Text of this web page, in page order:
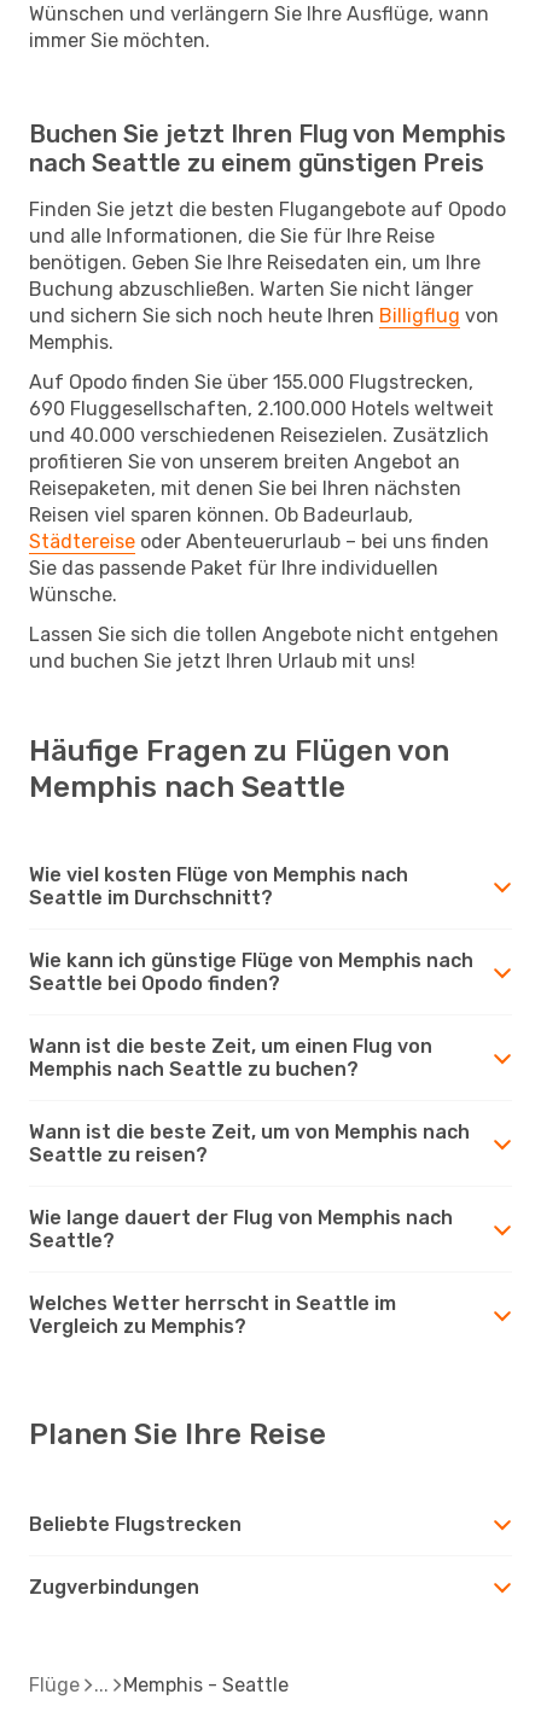
Wünschen und verlängern Sie Ihre Ausflüge, wann
immer Sie möchten.
Buchen Sie jetzt Ihren Flug von Memphis
nach Seattle zu einem günstigen Preis
Finden Sie jetzt die besten Flugangebote auf Opodo
und alle Informationen, die Sie für Ihre Reise
benötigen. Geben Sie Ihre Reisedaten ein, um Ihre
Buchung abzuschließen. Warten Sie nicht länger
und sichern Sie sich noch heute Ihren Billigflug von
Memphis.
Auf Opodo finden Sie über 155.000 Flugstrecken,
690 Fluggesellschaften, 2.100.000 Hotels weltweit
und 40.000 verschiedenen Reisezielen. Zusätzlich
profitieren Sie von unserem breiten Angebot an
Reisepaketen, mit denen Sie bei Ihren nächsten
Reisen viel sparen können. Ob Badeurlaub,
Städtereise oder Abenteuerurlaub – bei uns finden
Sie das passende Paket für Ihre individuellen
Wünsche.
Lassen Sie sich die tollen Angebote nicht entgehen
und buchen Sie jetzt Ihren Urlaub mit uns!
Häufige Fragen zu Flügen von
Memphis nach Seattle
Wie viel kosten Flüge von Memphis nach
Seattle im Durchschnitt?
Wie kann ich günstige Flüge von Memphis nach
Seattle bei Opodo finden?
Wann ist die beste Zeit, um einen Flug von
Memphis nach Seattle zu buchen?
Wann ist die beste Zeit, um von Memphis nach
Seattle zu reisen?
Wie lange dauert der Flug von Memphis nach
Seattle?
Welches Wetter herrscht in Seattle im
Vergleich zu Memphis?
Planen Sie Ihre Reise
Beliebte Flugstrecken
Zugverbindungen
Flüge Memphis - Seattle